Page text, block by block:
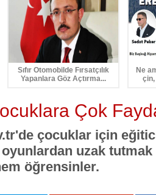
Sıfır Otomobilde Fırsatçılık
Yapanlara Göz Açtırma...
Ne
Çok
çocuklar için
oyunlardan uzak
öğrensinler.